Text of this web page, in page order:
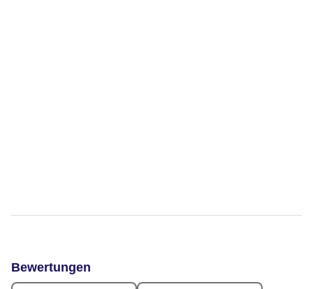
Bewertungen